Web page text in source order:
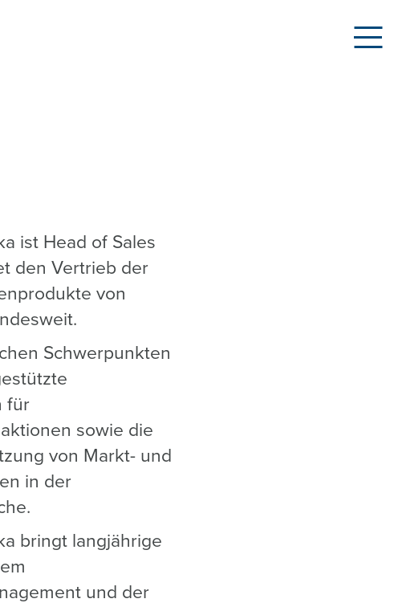
ist Head of Sales
den Vertrieb der
von
Schwerpunkten
für
sowie die
von Markt- und
in der
bringt langjährige
und der